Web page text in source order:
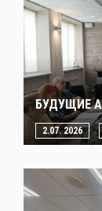
БУДУЩИЕ
2.07. 2026